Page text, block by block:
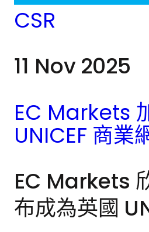
CSR
11 Nov 2025
EC Markets
UNICEF 商業
EC Markets
布成為英國